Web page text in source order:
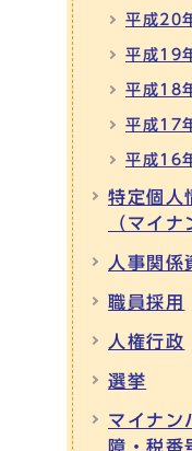
平成20
平成19
平成18
平成17
平成16
特定個人
（マイナ
人事関係
職員採用
人権行政
選挙
マイナン
障・税番